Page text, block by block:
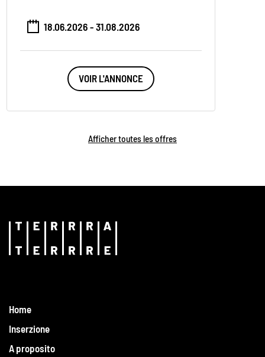
18.06.2026 - 31.08.2026
VOIR L'ANNONCE
Afficher toutes les offres
Home
Inserzione
A proposito